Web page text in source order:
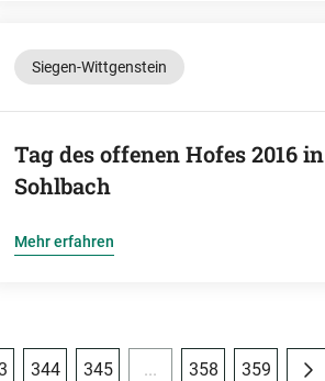
Siegen-Wittgenstein
Tag des offenen Hofes 2016 in
Sohlbach
Mehr erfahren
344 345 ... 358 359